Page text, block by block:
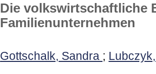
Die volkswirtschaftliche
Familienunternehmen
Gottschalk, Sandra ;